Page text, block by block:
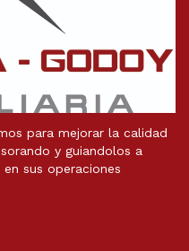
para mejorar la calidad
y guiandolos a
sus operaciones